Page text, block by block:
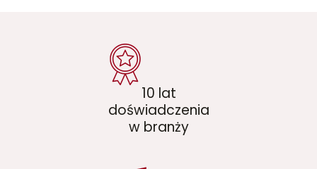
10 lat
doświadczenia
w branży